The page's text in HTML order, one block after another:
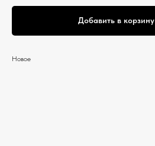
Добавить в корзину
Новое